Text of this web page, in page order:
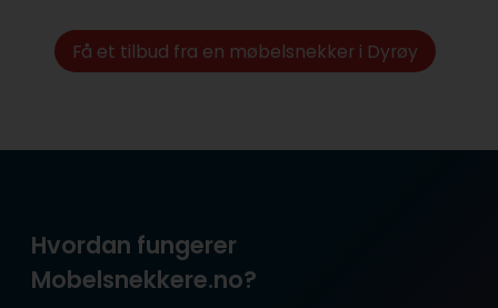
Få et tilbud fra en møbelsnekker i Dyrøy
Hvordan fungerer
Mobelsnekkere.no?